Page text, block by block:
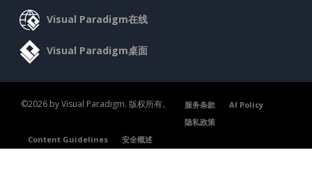
Visual Paradigm在线
Visual Paradigm桌面
©2026 by Visual Paradigm. 版权所有。 服务条款
AI Policy
隐私政策
Content Guidelines
安全概述